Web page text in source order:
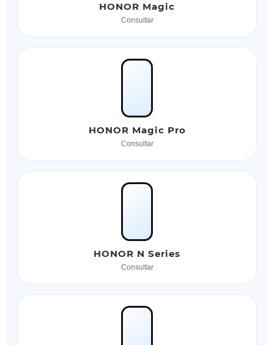
HONOR Magic
Consultar
HONOR Magic Pro
Consultar
HONOR N Series
Consultar